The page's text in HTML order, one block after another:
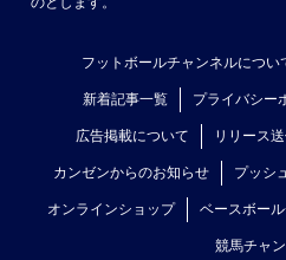
フットボールチャンネルについ
新着記事一覧 プライバシー
広告掲載について リリース
カンゼンからのお知らせ プッシ
オンラインショップ ベースボー
競馬チャ